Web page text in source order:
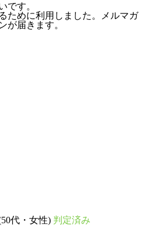
です。
ために利用しました。メルマガ
が届きます。
代・女性) 判定済み